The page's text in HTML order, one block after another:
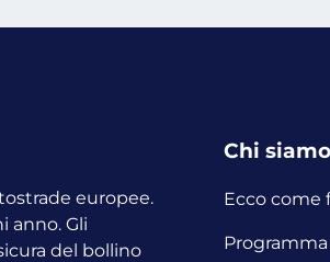
europee.
anno. Gli
del bollino
Chi siamo
Ecco come